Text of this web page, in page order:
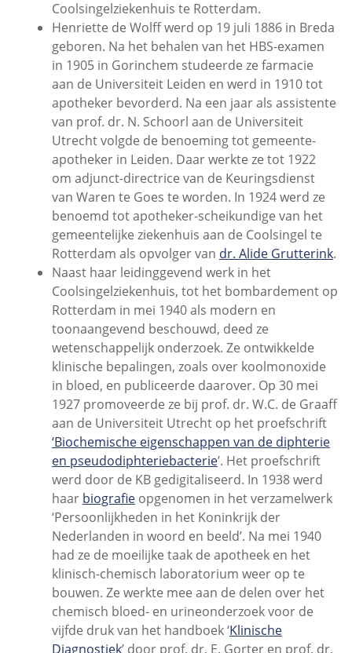
Coolsingelziekenhuis te Rotterdam.
Henriette de Wolff werd op 19 juli 1886 in Breda
geboren. Na het behalen van het HBS-examen
in 1905 in Gorinchem studeerde ze farmacie
aan de Universiteit Leiden en werd in 1910 tot
apotheker bevorderd. Na een jaar als assistente
van prof. dr. N. Schoorl aan de Universiteit
Utrecht volgde de benoeming tot gemeente-
apotheker in Leiden. Daar werkte ze tot 1922
om adjunct-directrice van de Keuringsdienst
van Waren te Goes te worden. In 1924 werd ze
benoemd tot apotheker-scheikundige van het
gemeentelijke ziekenhuis aan de Coolsingel te
Rotterdam als opvolger van dr. Alide Grutterink.
Naast haar leidinggevend werk in het
Coolsingelziekenhuis, tot het bombardement op
Rotterdam in mei 1940 als modern en
toonaangevend beschouwd, deed ze
wetenschappelijk onderzoek. Ze ontwikkelde
klinische bepalingen, zoals over koolmonoxide
in bloed, en publiceerde daarover. Op 30 mei
1927 promoveerde ze bij prof. dr. W.C. de Graaff
aan de Universiteit Utrecht op het proefschrift
‘Biochemische eigenschappen van de diphterie
en pseudodiphteriebacterie’. Het proefschrift
werd door de KB gedigitaliseerd. In 1938 werd
haar biografieopgenomen in het verzamelwerk
‘Persoonlijkheden in het Koninkrijk der
Nederlanden in woord en beeld’. Na mei 1940
had ze de moeilijke taak de apotheek en het
klinisch-chemisch laboratorium weer op te
bouwen. Ze werkte mee aan de delen over het
chemisch bloed- en urineonderzoek voor de
vijfde druk van het handboek ‘Klinische
Diagnostiek’ door prof. dr. E. Gorter en prof. dr.